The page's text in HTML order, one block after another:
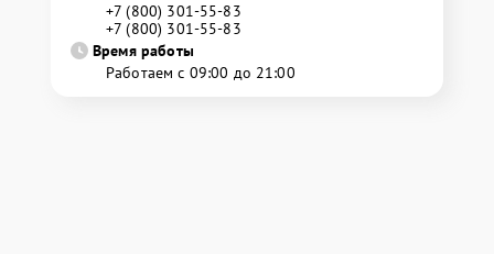
+7 (800) 301-55-83
+7 (800) 301-55-83
Время работы
Работаем с 09:00 до 21:00